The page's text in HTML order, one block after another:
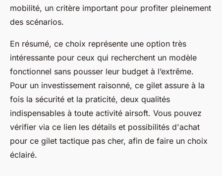
mobilité, un critère important pour profiter pleinement
des scénarios.
En résumé, ce choix représente une option très
intéressante pour ceux qui recherchent un modèle
fonctionnel sans pousser leur budget à l’extrême.
Pour un investissement raisonné, ce gilet assure à la
fois la sécurité et la praticité, deux qualités
indispensables à toute activité airsoft. Vous pouvez
vérifier via ce lien les détails et possibilités d'achat
pour ce gilet tactique pas cher, afin de faire un choix
éclairé.